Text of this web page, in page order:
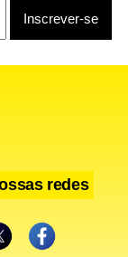
envolvimento
redes